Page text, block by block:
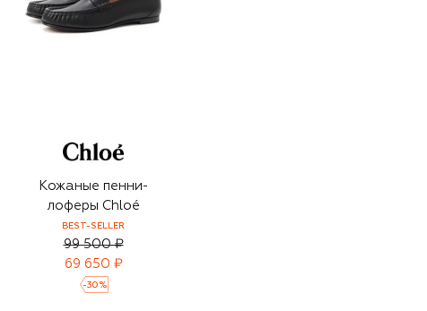
Кожаные пенни-
лоферы Chloé
BEST-SELLER
99 500 ₽
69 650 ₽
-30 %